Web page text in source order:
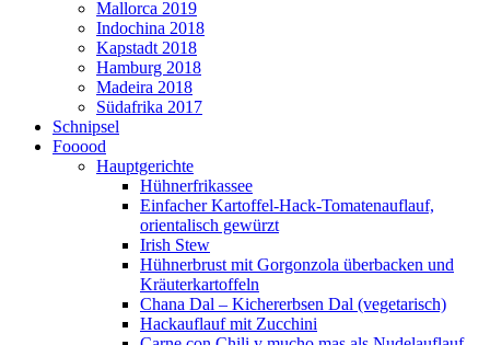
Mallorca 2019
Indochina 2018
Kapstadt 2018
Hamburg 2018
Madeira 2018
Südafrika 2017
Schnipsel
Fooood
Hauptgerichte
Hühnerfrikassee
Einfacher Kartoffel-Hack-Tomatenauflauf,
orientalisch gewürzt
Irish Stew
Hühnerbrust mit Gorgonzola überbacken und
Kräuterkartoffeln
Chana Dal – Kichererbsen Dal (vegetarisch)
Hackauflauf mit Zucchini